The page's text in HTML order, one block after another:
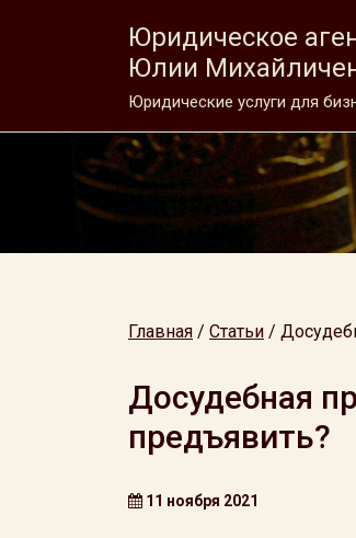
Юридическое
Юлии
Юридические услуги для
Главная / Статьи /
Досудебная
предъявить?
11 ноября 2021